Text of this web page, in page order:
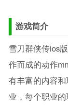
游戏简介
雪刀群侠传ios
作而成的动作
有丰富的内容
业，每个职业